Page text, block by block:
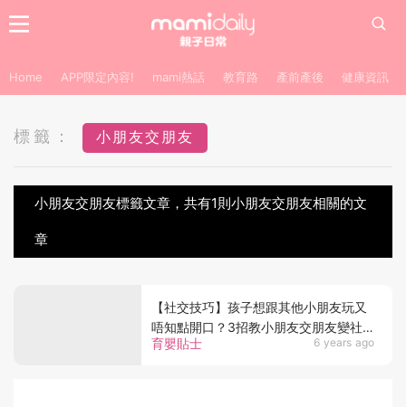
Home APP限定內容! mami熱話 教育路 產前產後 健康資訊
標籤： 小朋友交朋友
小朋友交朋友標籤文章，共有1則小朋友交朋友相關的文
章
育嬰貼士 6 years ago
【社交技巧】孩子想跟其他小朋友玩又
唔知點開口？3招教小朋友交朋友變社
交達人！